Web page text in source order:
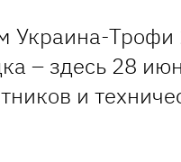
Украина-Трофи
– здесь 28
и